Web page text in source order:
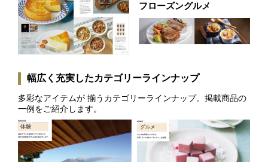
フローズングルメ
幅広く充実したカテゴリーラインナップ
多彩なアイテムが 揃うカテゴリーラインナップ。掲載商品の
一例をご紹介します。